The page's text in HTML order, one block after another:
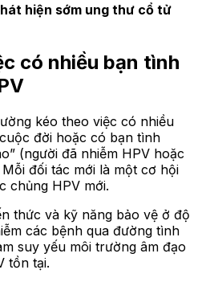
hiện sớm ung thư cổ tử
có nhiều bạn tình
kéo theo việc có nhiều
đời hoặc có bạn tình
(người đã nhiễm HPV hoặc
đối tác mới là một cơ hội
chủng HPV mới.
thức và kỹ năng bảo vệ ở độ
các bệnh qua đường tình
suy yếu môi trường âm đạo
tồn tại.